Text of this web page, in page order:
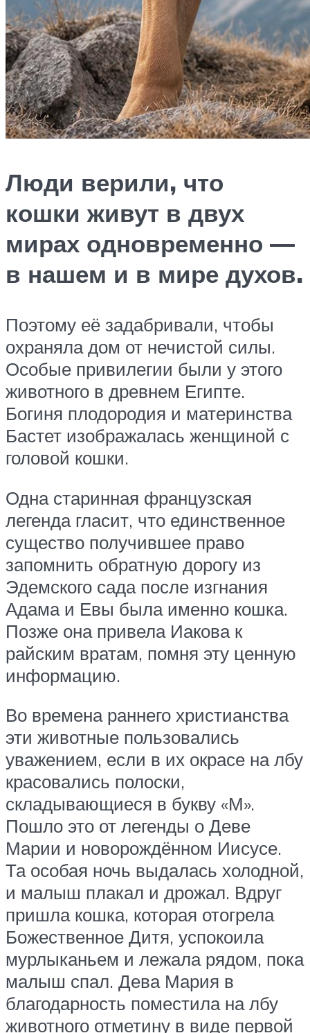
Люди верили, что
кошки живут в двух
мирах одновременно —
в нашем и в мире духов.
Поэтому её задабривали, чтобы
охраняла дом от нечистой силы.
Особые привилегии были у этого
животного в древнем Египте.
Богиня плодородия и материнства
Бастет изображалась женщиной с
головой кошки.
Одна старинная французская
легенда гласит, что единственное
существо получившее право
запомнить обратную дорогу из
Эдемского сада после изгнания
Адама и Евы была именно кошка.
Позже она привела Иакова к
райским вратам, помня эту ценную
информацию.
Во времена раннего христианства
эти животные пользовались
уважением, если в их окрасе на лбу
красовались полоски,
складывающиеся в букву «М».
Пошло это от легенды о Деве
Марии и новорождённом Иисусе.
Та особая ночь выдалась холодной,
и малыш плакал и дрожал. Вдруг
пришла кошка, которая отогрела
Божественное Дитя, успокоила
мурлыканьем и лежала рядом, пока
малыш спал. Дева Мария в
благодарность поместила на лбу
животного отметину в виде первой